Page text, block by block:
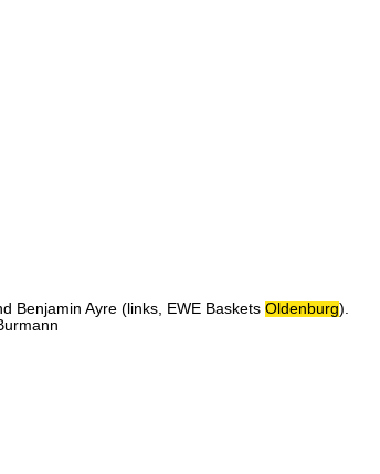
Benjamin Ayre (links, EWE Baskets Oldenburg).